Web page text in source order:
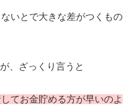
いとで大きな差がつくもの
、ざっくり言うと
てお金貯める方が早いのよ